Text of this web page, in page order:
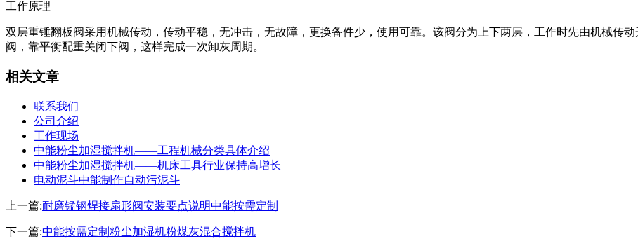
工作原理
双层重锤翻板阀采用机械传动，传动平稳，无冲击，无故障，更换备件少，使用可靠。该阀分为上下两层，工作时先由机械传
阀，靠平衡配重关闭下阀，这样完成一次卸灰周期。
相关文章
联系我们
公司介绍
工作现场
中能粉尘加湿搅拌机——工程机械分类具体介绍
中能粉尘加湿搅拌机——机床工具行业保持高增长
电动泥斗中能制作自动污泥斗
上一篇:耐磨锰钢焊接扇形阀安装要点说明中能按需定制
下一篇:中能按需定制粉尘加湿机粉煤灰混合搅拌机